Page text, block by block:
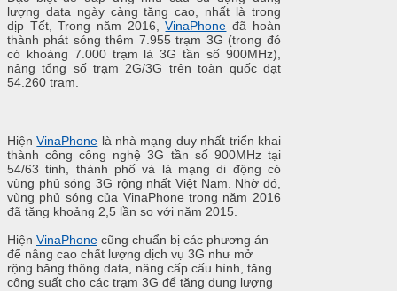
lượng data ngày càng tăng cao, nhất là trong
dịp Tết, Trong năm 2016,VinaPhone đã hoàn
thành phát sóng thêm 7.955 trạm 3G (trong đó
có khoảng 7.000 trạm là 3G tần số 900MHz),
nâng tổng số trạm 2G/3G trên toàn quốc đạt
54.260 trạm.
HiệnVinaPhone là nhà mạng duy nhất triển khai
thành công công nghệ 3G tần số 900MHz tại
54/63 tỉnh, thành phố và là mạng di động có
vùng phủ sóng 3G rộng nhất Việt Nam. Nhờ đó,
vùng phủ sóng của VinaPhone trong năm 2016
đã tăng khoảng 2,5 lần so với năm 2015.
Hiện VinaPhone cũng chuẩn bị các phương án
để nâng cao chất lượng dịch vụ 3G như mở
rộng băng thông data, nâng cấp cấu hình, tăng
công suất cho các trạm 3G để tăng dung lượng